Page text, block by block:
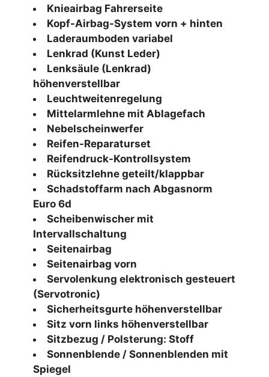
Knieairbag Fahrerseite
Kopf-Airbag-System vorn + hinten
Laderaumboden variabel
Lenkrad (Kunst Leder)
Lenksäule (Lenkrad)
höhenverstellbar
Leuchtweitenregelung
Mittelarmlehne mit Ablagefach
Nebelscheinwerfer
Reifen-Reparaturset
Reifendruck-Kontrollsystem
Rücksitzlehne geteilt/klappbar
Schadstoffarm nach Abgasnorm
Euro 6d
Scheibenwischer mit
Intervallschaltung
Seitenairbag
Seitenairbag vorn
Servolenkung elektronisch gesteuert
(Servotronic)
Sicherheitsgurte höhenverstellbar
Sitz vorn links höhenverstellbar
Sitzbezug / Polsterung: Stoff
Sonnenblende / Sonnenblenden mit
Spiegel